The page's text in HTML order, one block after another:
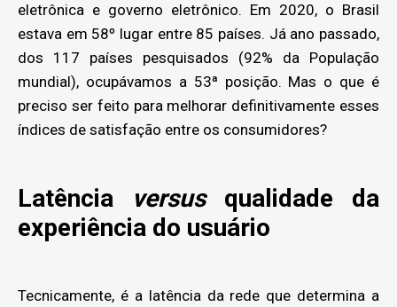
eletrônica e governo eletrônico. Em 2020, o Brasil
estava em 58º lugar entre 85 países. Já ano passado,
dos 117 países pesquisados (92% da População
mundial), ocupávamos a 53ª posição. Mas o que é
preciso ser feito para melhorar definitivamente esses
índices de satisfação entre os consumidores?
Latência versusqualidade da
experiência do usuário
Tecnicamente, é a latência da rede que determina a